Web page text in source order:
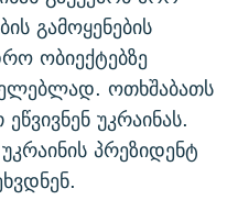
გამოყენების
ობიექტებზე
ოთხშაბათს
უკრაინას.
პრეზიდენტ